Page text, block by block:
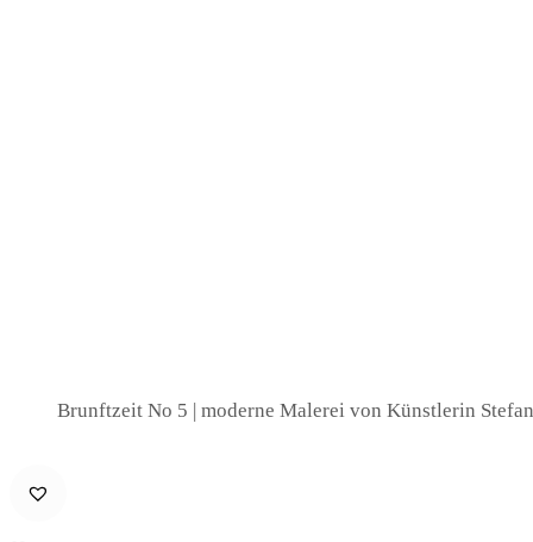
Brunftzeit No 5 | moderne Malerei von Künstlerin